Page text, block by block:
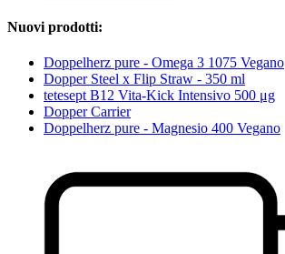
Nuovi prodotti:
Doppelherz pure - Omega 3 1075 Vegano
Dopper Steel x Flip Straw - 350 ml
tetesept B12 Vita-Kick Intensivo 500 μg
Dopper Carrier
Doppelherz pure - Magnesio 400 Vegano